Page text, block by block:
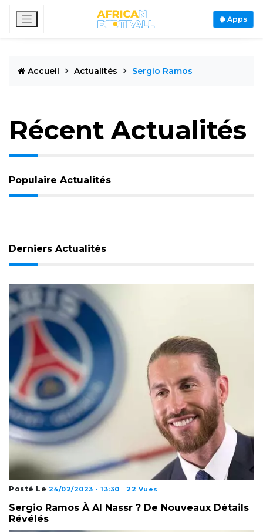
Apps
Accueil Actualités Sergio Ramos
Récent Actualités
Populaire Actualités
Derniers Actualités
Posté Le 24/02/2023 - 13:30 22 Vues
Sergio Ramos À Al Nassr ? De Nouveaux Détails
Révélés